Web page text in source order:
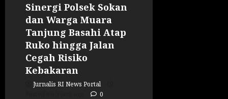
Sinergi Polsek Sokan
dan Warga Muara
Tanjung Basahi Atap
Ruko hingga Jalan
Cegah Risiko
Kebakaran
Jurnalis RI News Portal
0